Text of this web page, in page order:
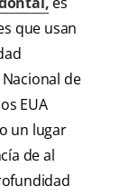
que usan
de
EUA
un lugar
de al